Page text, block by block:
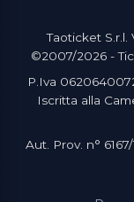
Taoticket S.r.l.
©2007/2026 -
P.Iva
Iscritta alla
Aut. Prov. n°